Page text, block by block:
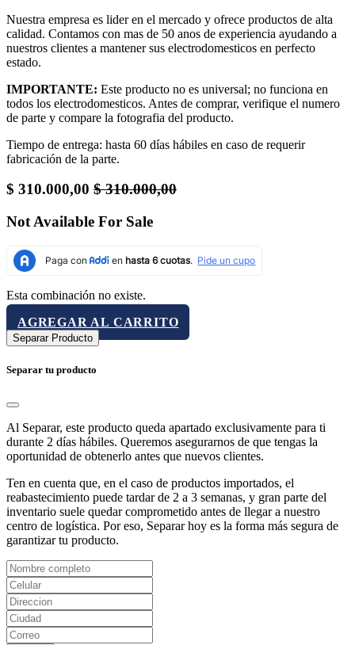
Nuestra empresa es lider en el mercado y ofrece productos de alta
calidad. Contamos con mas de 50 anos de experiencia ayudando a
nuestros clientes a mantener sus electrodomesticos en perfecto
estado.
IMPORTANTE: Este producto no es universal; no funciona en
todos los electrodomesticos. Antes de comprar, verifique el numero
de parte y compare la fotografia del producto.
Tiempo de entrega: hasta 60 días hábiles en caso de requerir
fabricación de la parte.
$ 310.000,00 $310.000,00
Not Available For Sale
Esta combinación no existe.
AGREGAR AL CARRITO
Separar Producto
Separar tu producto
Al Separar, este producto queda apartado exclusivamente para ti
durante 2 días hábiles. Queremos asegurarnos de que tengas la
oportunidad de obtenerlo antes que nuevos clientes.
Ten en cuenta que, en el caso de productos importados, el
reabastecimiento puede tardar de 2 a 3 semanas, y gran parte del
inventario suele quedar comprometido antes de llegar a nuestro
centro de logística. Por eso, Separar hoy es la forma más segura de
garantizar tu producto.